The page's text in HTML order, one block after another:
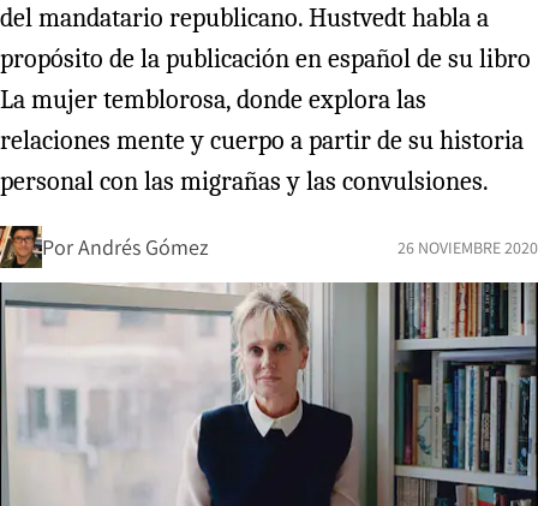
del mandatario republicano. Hustvedt habla a
propósito de la publicación en español de su libro
La mujer temblorosa, donde explora las
relaciones mente y cuerpo a partir de su historia
personal con las migrañas y las convulsiones.
PorAndrés Gómez 26 NOVIEMBRE 2020